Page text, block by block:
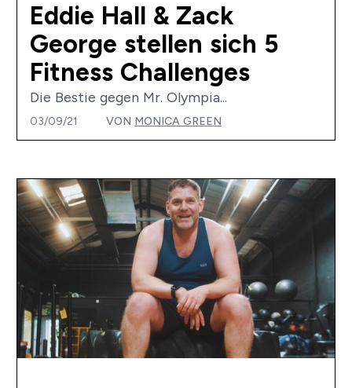
Eddie Hall & Zack
George stellen sich 5
Fitness Challenges
Die Bestie gegen Mr. Olympia...
03/09/21 VON MONICA GREEN